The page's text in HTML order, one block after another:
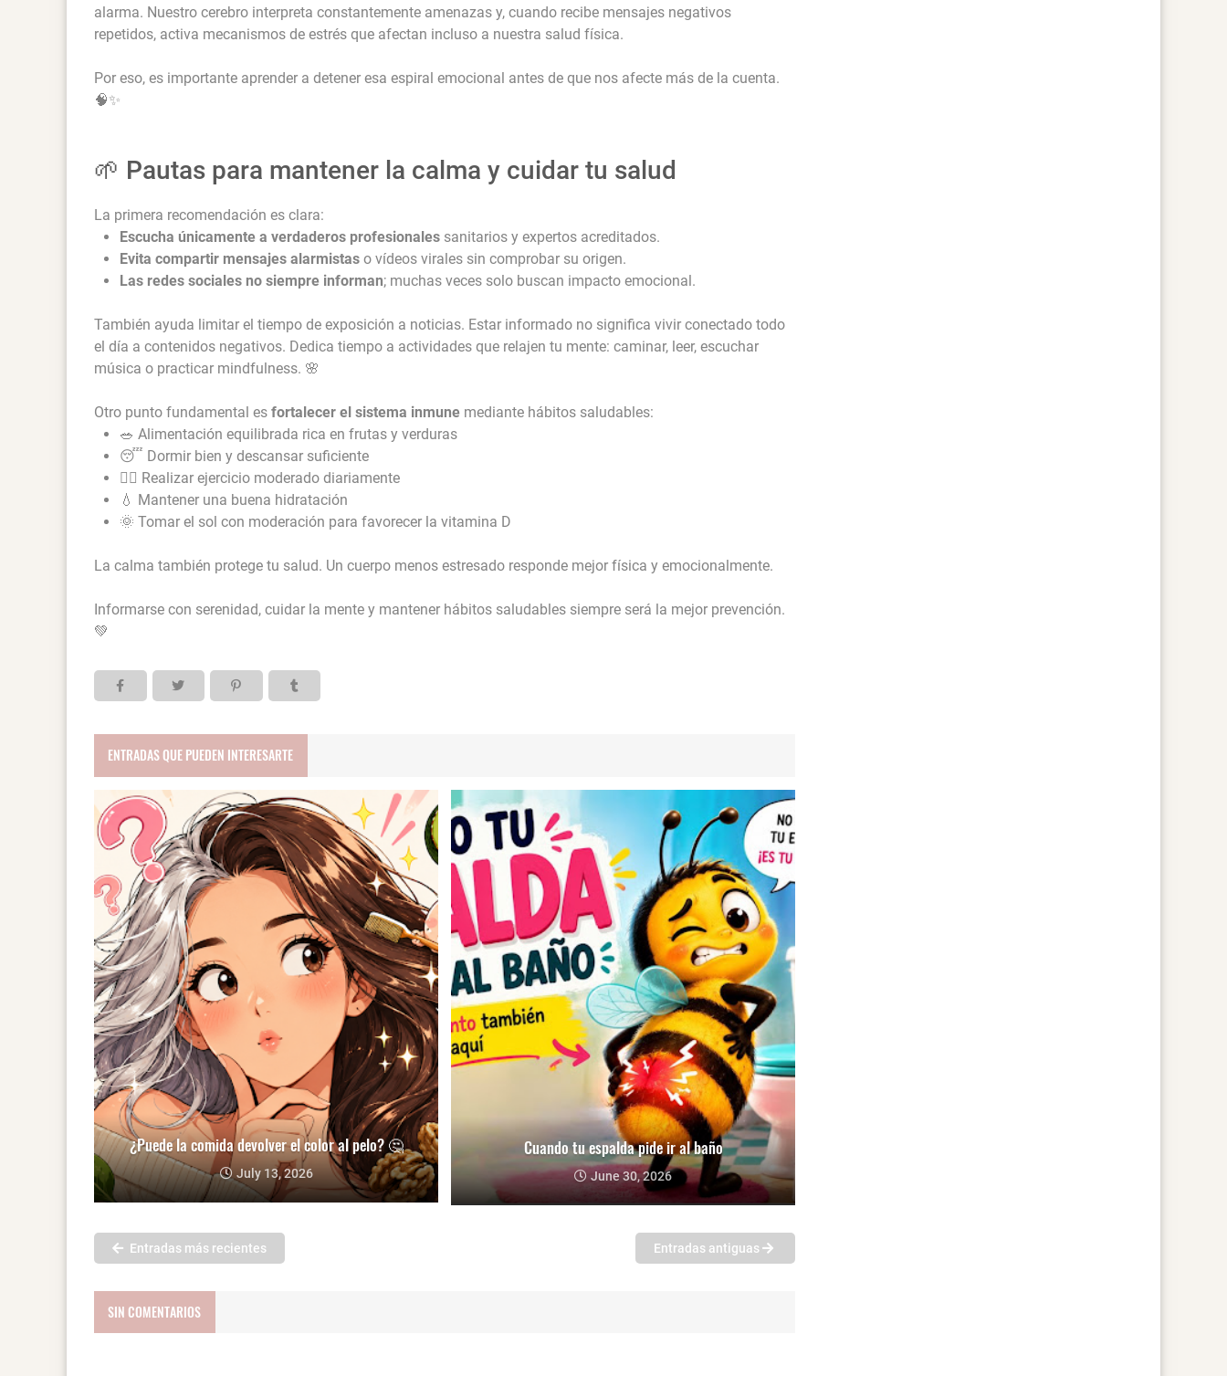
alarma. Nuestro cerebro interpreta constantemente amenazas y, cuando recibe mensajes negativos
repetidos, activa mecanismos de estrés que afectan incluso a nuestra salud física.
Por eso, es importante aprender a detener esa espiral emocional antes de que nos afecte más de la cuenta.
🧠✨
🌱 Pautas para mantener la calma y cuidar tu salud
La primera recomendación es clara:
Escucha únicamente a verdaderos profesionales sanitarios y expertos acreditados.
Evita compartir mensajes alarmistas o vídeos virales sin comprobar su origen.
Las redes sociales no siempre informan; muchas veces solo buscan impacto emocional.
También ayuda limitar el tiempo de exposición a noticias. Estar informado no significa vivir conectado todo
el día a contenidos negativos. Dedica tiempo a actividades que relajen tu mente: caminar, leer, escuchar
música o practicar mindfulness. 🌸
Otro punto fundamental es fortalecer el sistema inmune mediante hábitos saludables:
🥗 Alimentación equilibrada rica en frutas y verduras
😴 Dormir bien y descansar suficiente
🚶‍♀️ Realizar ejercicio moderado diariamente
💧 Mantener una buena hidratación
🌞 Tomar el sol con moderación para favorecer la vitamina D
La calma también protege tu salud. Un cuerpo menos estresado responde mejor física y emocionalmente.
Informarse con serenidad, cuidar la mente y mantener hábitos saludables siempre será la mejor prevención.
💚
ENTRADAS QUE PUEDEN INTERESARTE
¿Puede la comida devolver el color al pelo? 🤔
July 13, 2026
Cuando tu espalda pide ir al baño
June 30, 2026
Entradas más recientes Entradas antiguas
SIN COMENTARIOS